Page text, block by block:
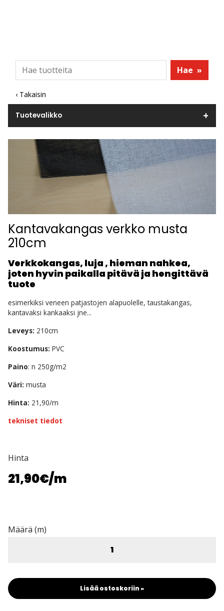
Hae »
‹ Takaisin
Tuotevalikko
Kantavakangas verkko musta
210cm
Verkkokangas, luja , hieman nahkea,
joten hyvin paikalla pitävä ja hengittävä
tuote
esimerkiksi veneen patjastojen alapuolelle, taustakangas,
kantavaksi kankaaksi jne...
Leveys: 210cm
Koostumus: PVC
Paino: n 250g/m2
Väri: musta
Hinta: 21,90/m
tekniset tiedot
Hinta
21,90€/m
Määrä (m)
Lisää ostoskoriin »